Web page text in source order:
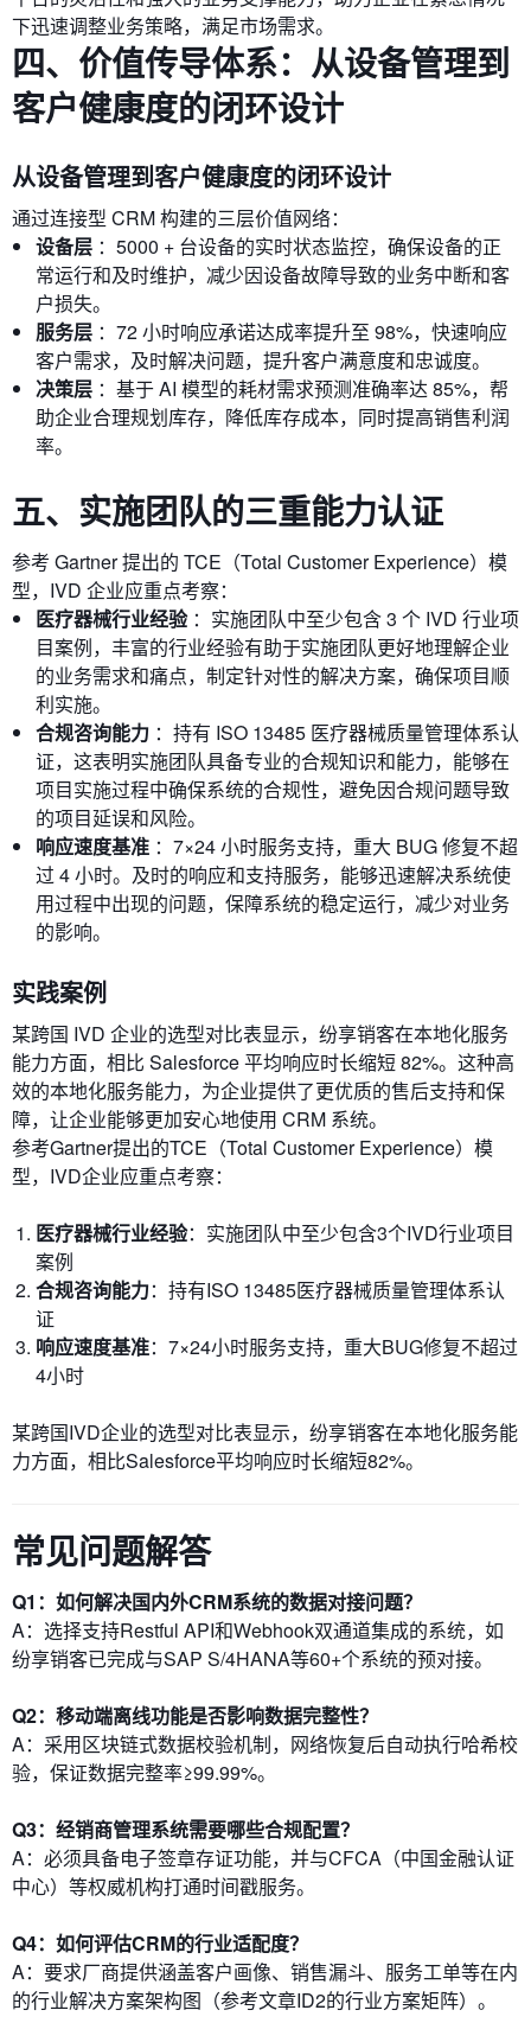
下迅速调整业务策略，满足市场需求。
四、价值传导体系：从设备管理到
客户健康度的闭环设计
从设备管理到客户健康度的闭环设计
通过连接型 CRM 构建的三层价值网络：
设备层 ：5000 + 台设备的实时状态监控，确保设备的正
常运行和及时维护，减少因设备故障导致的业务中断和客
户损失。
服务层 ：72 小时响应承诺达成率提升至 98%，快速响应
客户需求，及时解决问题，提升客户满意度和忠诚度。
决策层 ：基于 AI 模型的耗材需求预测准确率达 85%，帮
助企业合理规划库存，降低库存成本，同时提高销售利润
率。
五、实施团队的三重能力认证
参考 Gartner 提出的 TCE（Total Customer Experience）模
型，IVD 企业应重点考察：
医疗器械行业经验：实施团队中至少包含 3 个 IVD 行业项
目案例，丰富的行业经验有助于实施团队更好地理解企业
的业务需求和痛点，制定针对性的解决方案，确保项目顺
利实施。
合规咨询能力 ：持有 ISO 13485 医疗器械质量管理体系认
证，这表明实施团队具备专业的合规知识和能力，能够在
项目实施过程中确保系统的合规性，避免因合规问题导致
的项目延误和风险。
响应速度基准 ：7×24 小时服务支持，重大 BUG 修复不超
过 4 小时。及时的响应和支持服务，能够迅速解决系统使
用过程中出现的问题，保障系统的稳定运行，减少对业务
的影响。
实践案例
某跨国 IVD 企业的选型对比表显示，纷享销客在本地化服务
能力方面，相比 Salesforce 平均响应时长缩短 82%。这种高
效的本地化服务能力，为企业提供了更优质的售后支持和保
障，让企业能够更加安心地使用 CRM 系统。
参考Gartner提出的TCE（Total Customer Experience）模
型，IVD企业应重点考察：
医疗器械行业经验：实施团队中至少包含3个IVD行业项目
案例
合规咨询能力：持有ISO 13485医疗器械质量管理体系认
证
响应速度基准：7×24小时服务支持，重大BUG修复不超过
4小时
某跨国IVD企业的选型对比表显示，纷享销客在本地化服务能
力方面，相比Salesforce平均响应时长缩短82%。
常见问题解答
Q1：如何解决国内外CRM系统的数据对接问题？
A：选择支持Restful API和Webhook双通道集成的系统，如
纷享销客已完成与SAP S/4HANA等60+个系统的预对接。
Q2：移动端离线功能是否影响数据完整性？
A：采用区块链式数据校验机制，网络恢复后自动执行哈希校
验，保证数据完整率≥99.99%。
Q3：经销商管理系统需要哪些合规配置？
A：必须具备电子签章存证功能，并与CFCA（中国金融认证
中心）等权威机构打通时间戳服务。
Q4：如何评估CRM的行业适配度？
A：要求厂商提供涵盖客户画像、销售漏斗、服务工单等在内
的行业解决方案架构图（参考文章ID2的行业方案矩阵）。